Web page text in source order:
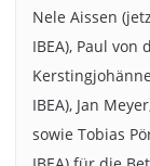
Nele Aissen
IBEA), Paul von
IBEA), Jan
sowie Tobias